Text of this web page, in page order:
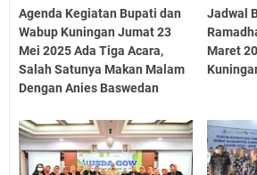
Agenda Kegiatan Bupati dan
Wabup Kuningan Jumat 23
Mei 2025 Ada Tiga Acara,
Salah Satunya Makan Malam
Dengan Anies Baswedan
Jadwal
Maret